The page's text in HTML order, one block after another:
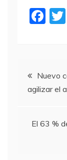
F
b
o
k
de
Nuevo
agilizar el
El 63 %